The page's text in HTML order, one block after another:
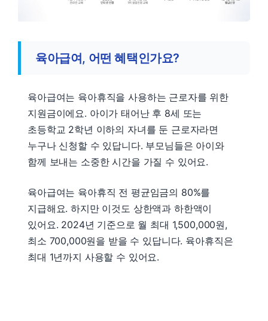
육아급여, 어떤 혜택인가요?
육아급여는 육아휴직을 사용하는 근로자를 위한
지원금이에요. 아이가 태어난 후 8세 또는
초등학교 2학년 이하의 자녀를 둔 근로자라면
누구나 신청할 수 있답니다. 부모님들은 아이와
함께 보내는 소중한 시간을 가질 수 있어요.
육아급여는 육아휴직 전 평균임금의 80%를
지급해요. 하지만 이것도 상한액과 하한액이
있어요. 2024년 기준으로 월 최대 1,500,000원,
최소 700,000원을 받을 수 있답니다. 육아휴직은
최대 1년까지 사용할 수 있어요.